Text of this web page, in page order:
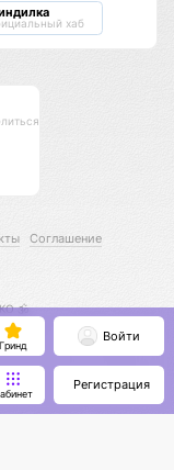
хаб
Соглашение
🕉️
Гринд
Войти
Регистрация